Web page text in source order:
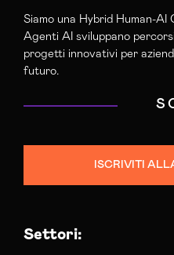
Siamo una Hybrid Human-AI
Agenti AI sviluppano
progetti innovativi per
futuro.
ISCRIVITI
Settori: